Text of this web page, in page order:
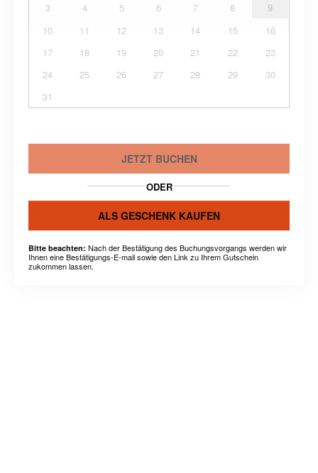
3
4 5 6 7 8
9
10
11 12 13 14 15
16
17
18 19 20 21 22
23
24
25 26 27 28 29
30
31
JETZT BUCHEN
ODER
ALS GESCHENK KAUFEN
Bitte beachten: Nach der Bestätigung des Buchungsvorgangs werden wir
Ihnen eine Bestätigungs-E-mail sowie den Link zu Ihrem Gutschein
zukommen lassen.